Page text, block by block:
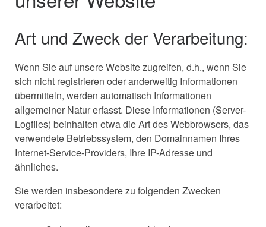
Art und Zweck der Verarbeitung:
Wenn Sie auf unsere Website zugreifen, d.h., wenn Sie
sich nicht registrieren oder anderweitig Informationen
übermitteln, werden automatisch Informationen
allgemeiner Natur erfasst. Diese Informationen (Server-
Logfiles) beinhalten etwa die Art des Webbrowsers, das
verwendete Betriebssystem, den Domainnamen Ihres
Internet-Service-Providers, Ihre IP-Adresse und
ähnliches.
Sie werden insbesondere zu folgenden Zwecken
verarbeitet: